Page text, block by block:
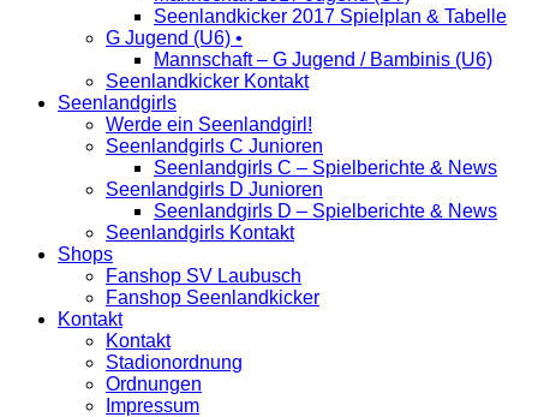
Seenlandkicker 2017 Spielplan & Tabelle
G Jugend (U6) •
Mannschaft – G Jugend / Bambinis (U6)
Seenlandkicker Kontakt
Seenlandgirls
Werde ein Seenlandgirl!
Seenlandgirls C Junioren
Seenlandgirls C – Spielberichte & News
Seenlandgirls D Junioren
Seenlandgirls D – Spielberichte & News
Seenlandgirls Kontakt
Shops
Fanshop SV Laubusch
Fanshop Seenlandkicker
Kontakt
Kontakt
Stadionordnung
Ordnungen
Impressum